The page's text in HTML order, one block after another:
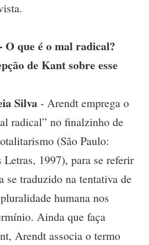
que é o mal radical?
de Kant sobre esse
Silva- Arendt emprega o
radical” no finalzinho de
(São Paulo:
Letras, 1997), para se referir
se traduzido na tentativa de
humana nos
Ainda que faça
Arendt associa o termo